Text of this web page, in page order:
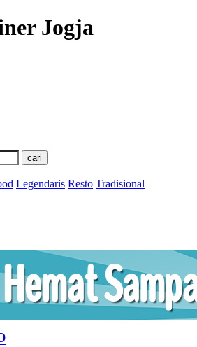
Jogja
Legendaris Resto Tradisional